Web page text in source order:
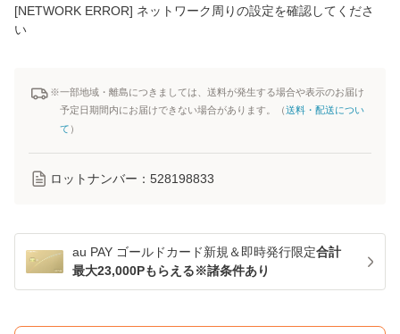
[NETWORK ERROR] ネットワーク周りの設定を確認してくださ
い
※一部地域・離島につきましては、送料が発生する場合や表示のお届け
予定日期間内にお届けできない場合があります。（送料・配送につい
て ）
ロットナンバー： 528198833
au PAY ゴールドカード新規＆即時発行限定合計
最大23,000Pもらえる※諸条件あり